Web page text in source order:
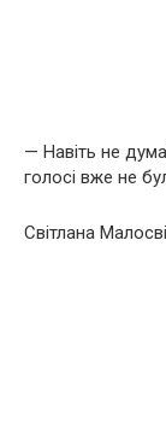
— Навіть не
голосі вже не
Світлана